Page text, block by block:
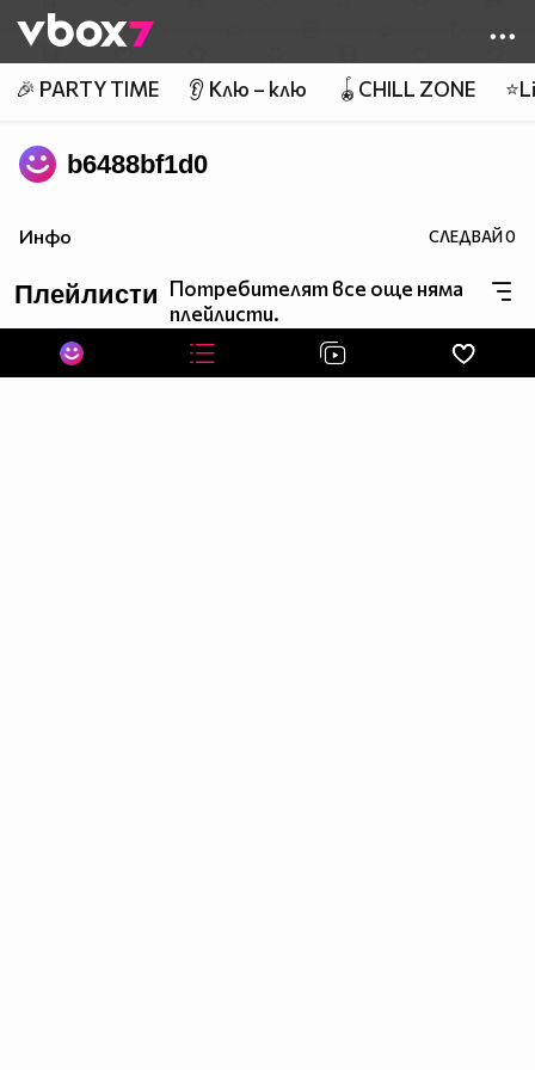
👾
🎉 PARTY TIME 👂 Клю – клю 🪀CHILL ZONE
b6488bf1d0
Инфо СЛЕДВАЙ0
Плейлисти Потребителят все още няма
плейлисти.